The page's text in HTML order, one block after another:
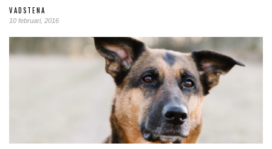
VADSTENA
10 februari, 2016